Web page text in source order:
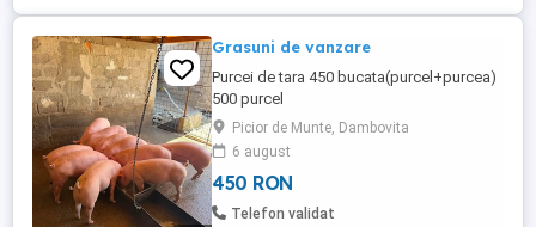
Grasuni de vanzare
Purcei de tara 450 bucata(purcel+purcea)
500 purcel
Picior de Munte, Dambovita
6 august
450 RON
Telefon validat